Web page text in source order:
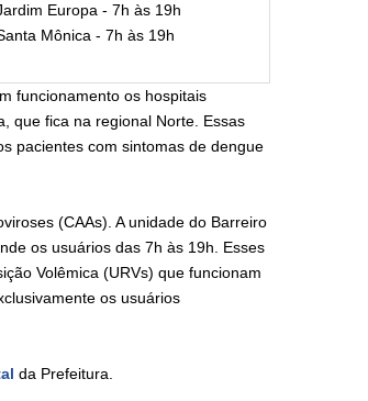
Europa - 7h às 19h
Mônica - 7h às 19h
funcionamento os hospitais
que fica na regional Norte. Essas
pacientes com sintomas de dengue
(CAAs). A unidade do Barreiro
os usuários das 7h às 19h. Esses
Volêmica (URVs) que funcionam
os usuários
da Prefeitura.